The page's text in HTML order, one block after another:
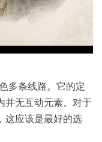
多条线路。它的定
并无互动元素。对于
这应该是最好的选